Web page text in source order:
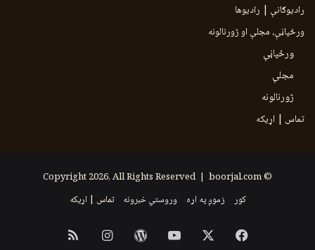
رادیوګانې | رادیوها
ورځپاڼې، مجلې او ژورنالونه
ورځپاڼې
مجلې
ژورنالونه
تماس | اړیکه
© Copyright 2026, All Rights Reserved |
boorjal.com
کور
زموږ په اړه وروستي خبرونه تماس | اړیکه
Facebook
YouTube
WordPress
Instagram
RSS